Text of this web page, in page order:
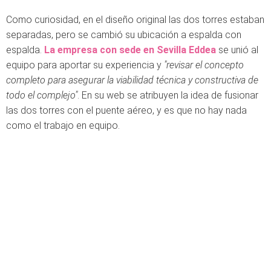
Como curiosidad, en el diseño original las dos torres estaban
separadas, pero se cambió su ubicación a espalda con
espalda. La empresa con sede en Sevilla Eddea se unió al
equipo para aportar su experiencia y "revisar el concepto
completo para asegurar la viabilidad técnica y constructiva de
todo el complejo". En su web se atribuyen la idea de fusionar
las dos torres con el puente aéreo, y es que no hay nada
como el trabajo en equipo.